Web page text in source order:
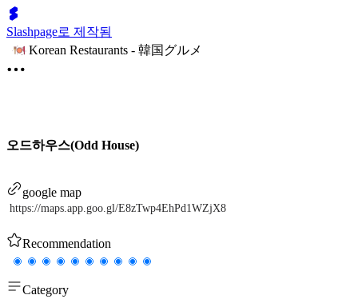
Slashpage로 제작됨
Korean Restaurants - 韓国グルメ
오드하우스(Odd House)
google map
https://maps.app.goo.gl/E8zTwp4EhPd1WZjX8
Recommendation
Category